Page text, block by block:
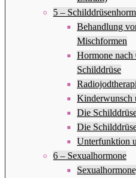
5 –
Behandlung
Mischformen
Hormone
Schilddrüse
Kinderwunsch
Die
Die
Unterfunktion
6 – Sexualhormone